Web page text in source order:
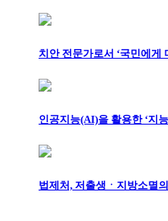
치안 전문가로서 ‘국민에게
인공지능(AI)을 활용한 ‘지
법제처, 저출생ㆍ지방소멸